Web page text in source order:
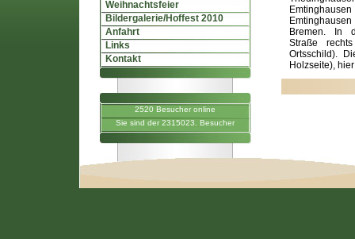
Weihnachtsfeier
Bildergalerie/Hoffest 2010
Anfahrt
Links
Kontakt
2520 Besucher online
Sie sind der 2315023. Besucher
Bremen. In
Straße
Ortsschild).
Holzseite),